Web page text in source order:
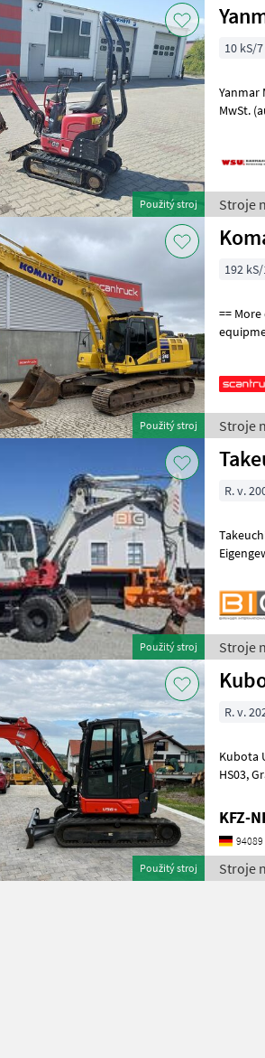
Použitý stroj
10 kS/
Yanmar
MwSt.
Stroje
Použitý stroj
192
== More details (EN) ==
equipment, digging arm: Redskabsfæste
Stroje
Použitý stroj
R. v.
Stroje
Použitý stroj
R. v.
Kubota U56-5, Bj. 2020, 3250h,
KFZ-
Stroje